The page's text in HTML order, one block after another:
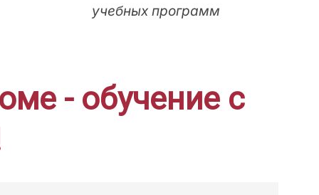
учебных программ
- обучение с